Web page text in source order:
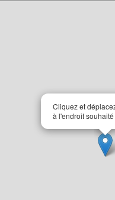
Cliquez et
à l'endroit